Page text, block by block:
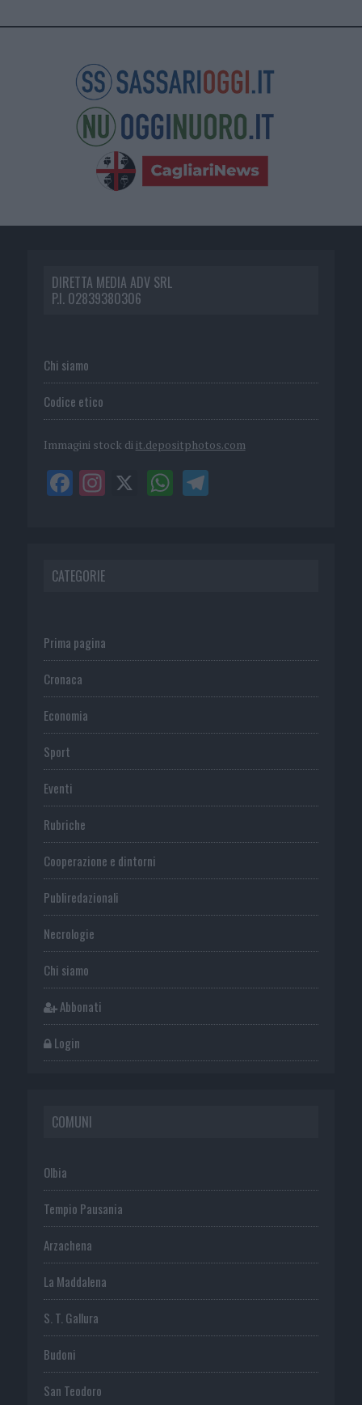
DIRETTA MEDIA ADV SRL
P.I. 02839380306
Chi siamo
Codice etico
Immagini stock di it.depositphotos.com
CATEGORIE
Prima pagina
Cronaca
Economia
Sport
Eventi
Rubriche
Cooperazione e dintorni
Publiredazionali
Necrologie
Chi siamo
Abbonati
Login
COMUNI
Olbia
Tempio Pausania
Arzachena
La Maddalena
S. T. Gallura
Budoni
San Teodoro